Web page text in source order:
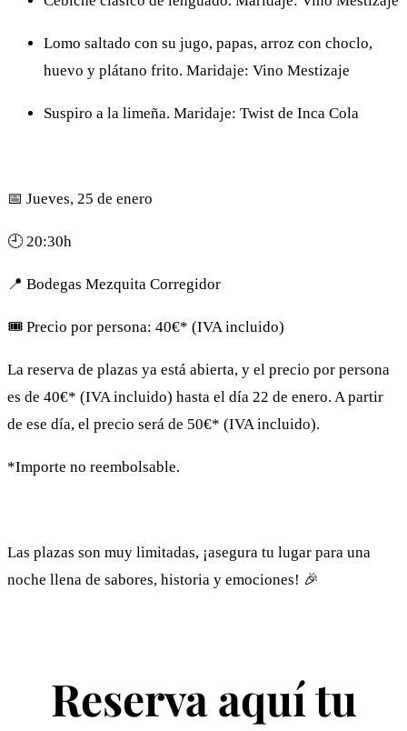
Lomo saltado con su jugo, papas, arroz con choclo,
huevo y plátano frito. Maridaje: Vino Mestizaje
Suspiro a la limeña. Maridaje: Twist de Inca Cola
📅​ Jueves, 25 de enero
🕘​ 20:30h
📍 Bodegas Mezquita Corregidor
🎟️​ Precio por persona: 40€* (IVA incluido)
La reserva de plazas ya está abierta, y el precio por persona
es de 40€* (IVA incluido) hasta el día 22 de enero. A partir
de ese día, el precio será de 50€* (IVA incluido).
*Importe no reembolsable.
Las plazas son muy limitadas, ¡asegura tu lugar para una
noche llena de sabores, historia y emociones! 🎉
Reserva aquí tu